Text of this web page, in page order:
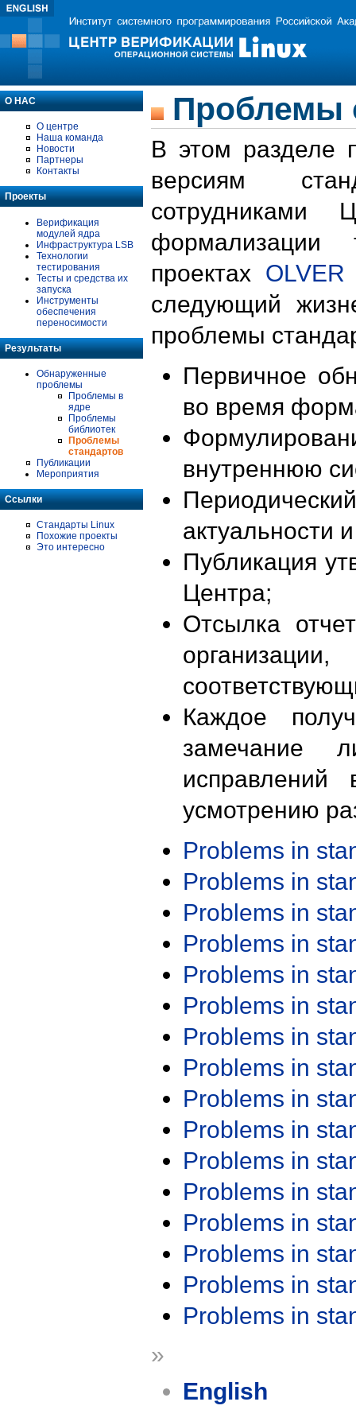
О НАС
О центре
Наша команда
Новости
Партнеры
Контакты
Проекты
Верификация
модулей ядра
Инфраструктура LSB
Технологии
тестирования
Тесты и средства их
запуска
Инструменты
обеспечения
переносимости
Результаты
Обнаруженные
проблемы
Проблемы в
ядре
Проблемы
библиотек
Проблемы
стандартов
Публикации
Мероприятия
Ссылки
Стандарты Linux
Похожие проекты
Это интересно
Проблемы
В этом разделе
версиям
формализации
проектах OLVER
следующий
проблемы
Первичное
во время
внутреннюю
актуальности
Публикация
Центра;
Отсылка
Каждое
замечание
исправлений
усмотрению
Problems in
Problems in
Problems in
Problems in
Problems in
Problems in
Problems in
Problems in
Problems in
Problems in
Problems in
Problems in
Problems in
Problems in
Problems in
Problems in
»
English